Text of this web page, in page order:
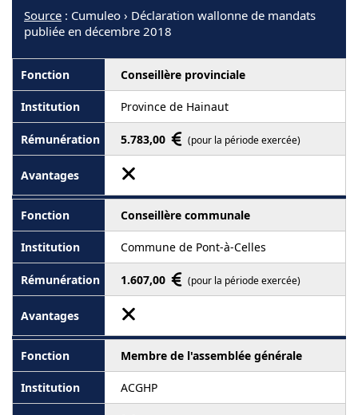
Source : Cumuleo › Déclaration wallonne de mandats
publiée en décembre 2018
Conseillère provinciale
Province de Hainaut
5.783,00 (pour la période exercée)
Conseillère communale
Commune de Pont-à-Celles
1.607,00 (pour la période exercée)
Membre de l'assemblée générale
ACGHP